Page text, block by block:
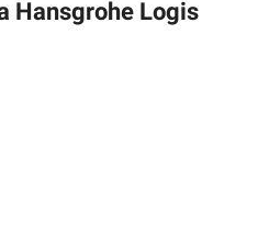
Hansgrohe Logis